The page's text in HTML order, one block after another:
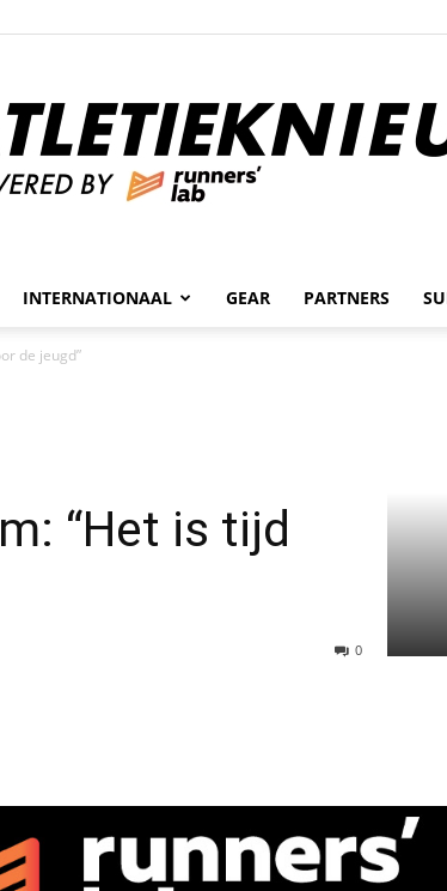
INTERNATIONAAL GEAR PARTNERS
de jeugd”
“Het is tijd
0